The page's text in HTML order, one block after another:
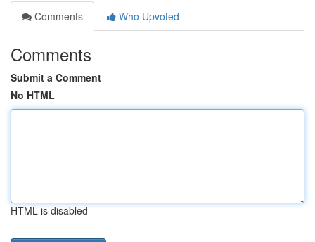
Comments
Who Upvoted
Comments
Submit a Comment
No HTML
HTML is disabled